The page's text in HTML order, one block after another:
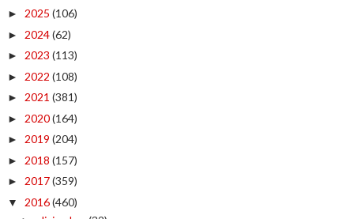
► 2025 (106)
► 2024(62)
► 2023 (113)
► 2022 (108)
► 2021 (381)
► 2020(164)
► 2019 (204)
► 2018 (157)
► 2017(359)
▼ 2016(460)